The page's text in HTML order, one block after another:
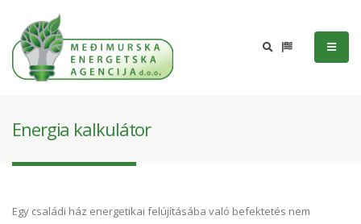
Energia kalkulátor
Egy családi ház energetikai felújításába való befektetés nem